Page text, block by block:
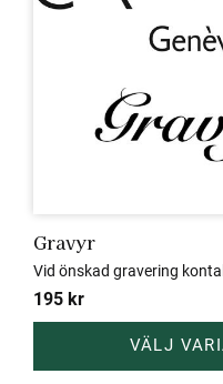
Gravyr
Vid önskad gravering
195 kr